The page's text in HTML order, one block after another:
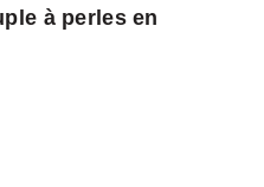
à perles en